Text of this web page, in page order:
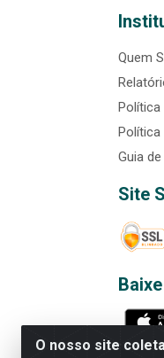
O nosso site
Quem
Política
Política
Guia
Site